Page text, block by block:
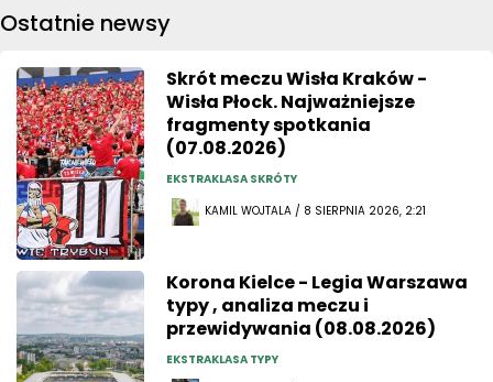
Ostatnie newsy
Skrót meczu Wisła Kraków -
Wisła Płock. Najważniejsze
fragmenty spotkania
(07.08.2026)
EKSTRAKLASA SKRÓTY
KAMIL WOJTALA / 8 SIERPNIA 2026, 2:21
Korona Kielce - Legia Warszawa
typy , analiza meczu i
przewidywania (08.08.2026)
EKSTRAKLASA TYPY